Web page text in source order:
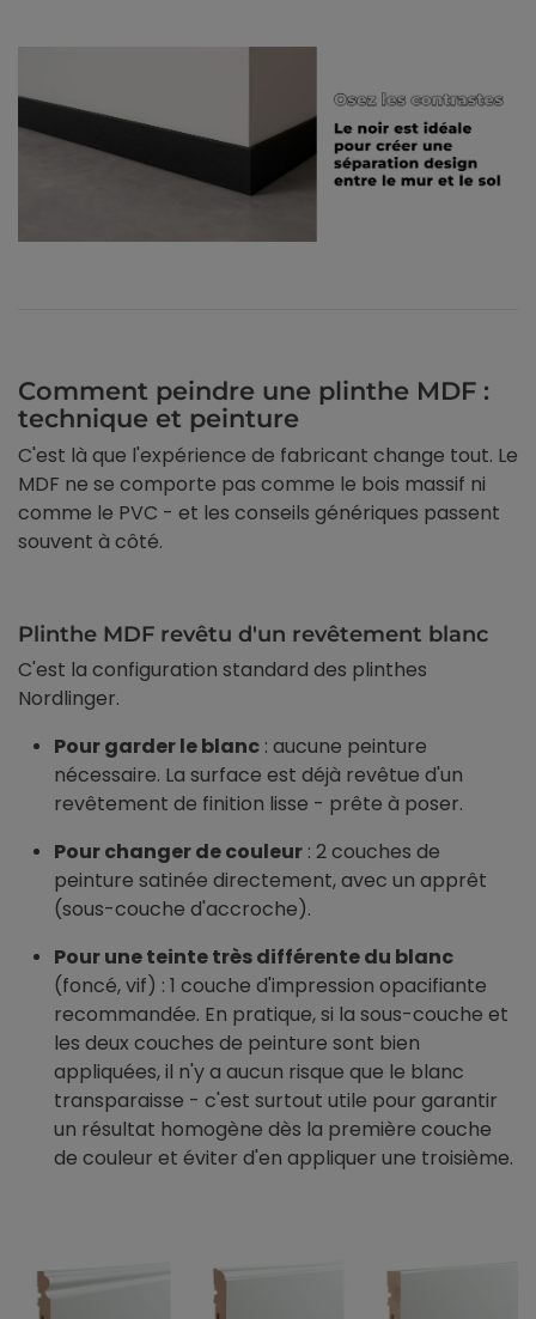
Comment peindre une plinthe MDF :
technique et peinture
C'est là que l'expérience de fabricant change tout. Le
MDF ne se comporte pas comme le bois massif ni
comme le PVC - et les conseils génériques passent
souvent à côté.
Plinthe MDF revêtu d'un revêtement blanc
C'est la configuration standard des plinthes
Nordlinger.
Pour garder le blanc : aucune peinture
nécessaire. La surface est déjà revêtue d'un
revêtement de finition lisse - prête à poser.
Pour changer de couleur : 2 couches de
peinture satinée directement, avec un apprêt
(sous-couche d'accroche).
Pour une teinte très différente du blanc
(foncé, vif) : 1 couche d'impression opacifiante
recommandée. En pratique, si la sous-couche et
les deux couches de peinture sont bien
appliquées, il n'y a aucun risque que le blanc
transparaisse - c'est surtout utile pour garantir
un résultat homogène dès la première couche
de couleur et éviter d'en appliquer une troisième.